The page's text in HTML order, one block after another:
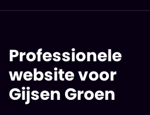
Professionele
website voor
Gijsen Groen